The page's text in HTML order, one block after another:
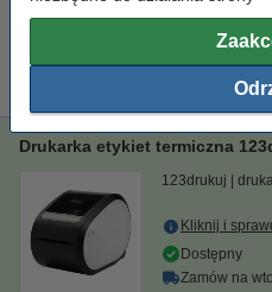
Sterowniki
Produkty
Wszystkie
tego modelu
Drukarka etykiet termiczna
123drukuj
Kliknij i
Dostępny
Zamów na